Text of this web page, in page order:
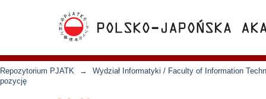
Repozytorium PJATK →
Wydział Informatyki / Faculty of Information
pozycję